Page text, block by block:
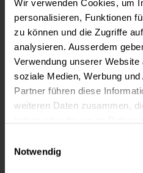
Wir verwenden Cookies, um
personalisieren, Funktionen
zu können und die Zugriffe
analysieren. Ausserdem
Verwendung unserer
soziale Medien, Werbung
Partner führen diese
weiteren Daten zusammen,
Notwendig
Lensy
Flat